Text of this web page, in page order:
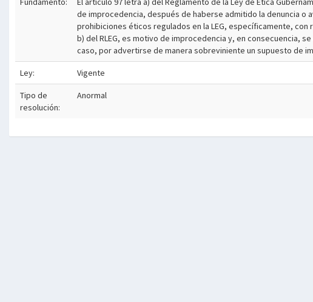
de improcedencia, después de haberse admitido la denuncia o
prohibiciones éticos regulados en la LEG, específicamente,
b) del RLEG, es motivo de improcedencia y, en consecuencia,
caso, por advertirse de manera sobreviniente un supuesto de
Ley: Vigente
Tipo de
resolución:
Anormal